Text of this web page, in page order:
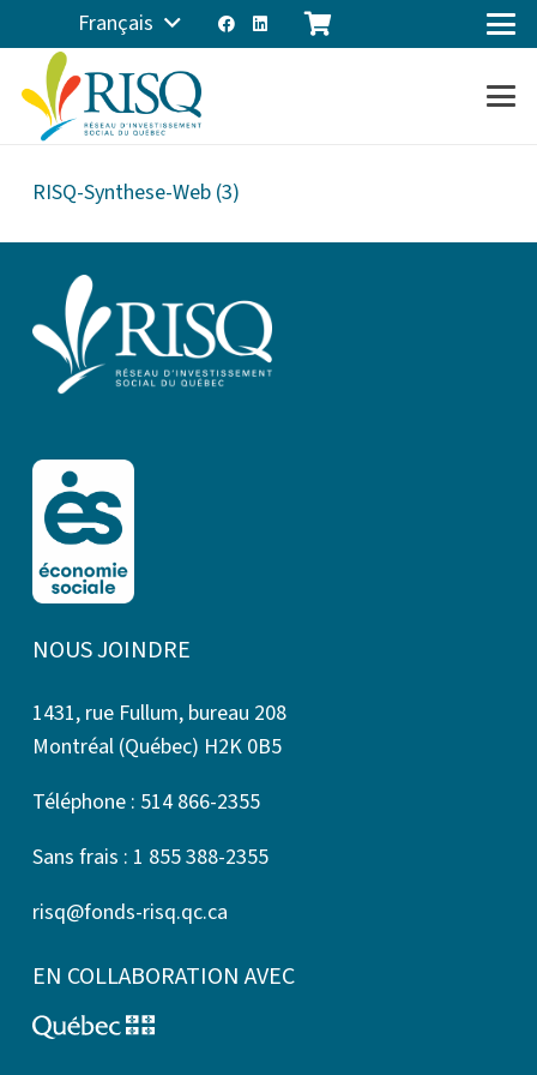
Français
RISQ-Synthese-Web (3)
NOUS JOINDRE
1431, rue Fullum, bureau 208
Montréal (Québec) H2K 0B5
Téléphone : 514 866-2355
Sans frais : 1 855 388-2355
risq@fonds-risq.qc.ca
EN COLLABORATION AVEC